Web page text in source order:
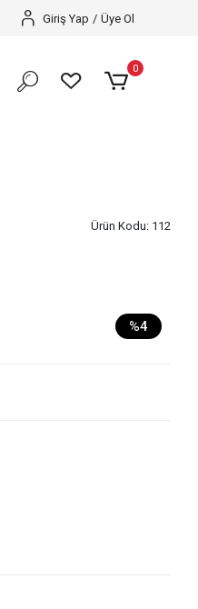
İNDİRİMLER BAŞLADI️
Giriş Yap / Üye Ol
0
Ürün Kodu: 112
%4